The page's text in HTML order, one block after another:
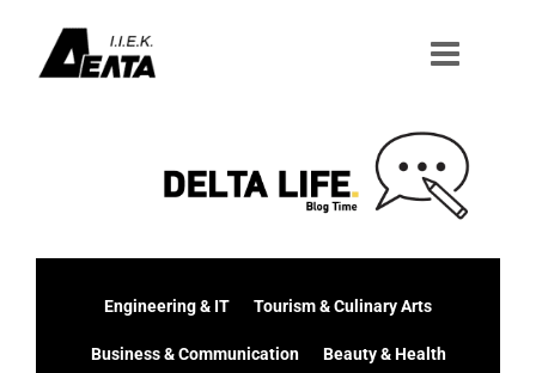
περιεχόμενο
Engineering & IT Tourism & Culinary Arts
Business & Communication Beauty & Health